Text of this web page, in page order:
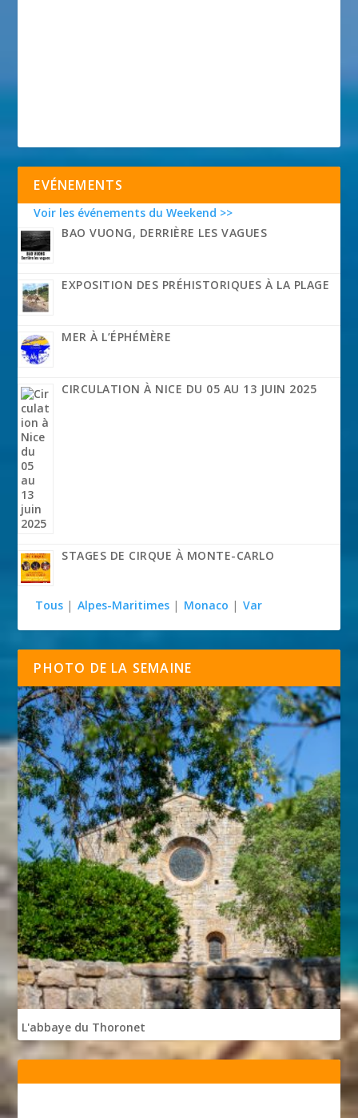
EVÉNEMENTS
Voir les événements du Weekend >>
BAO VUONG, DERRIÈRE LES VAGUES
EXPOSITION DES PRÉHISTORIQUES À LA PLAGE
MER À L’ÉPHÉMÈRE
CIRCULATION À NICE DU 05 AU 13 JUIN 2025
STAGES DE CIRQUE À MONTE-CARLO
Tous | Alpes-Maritimes | Monaco | Var
PHOTO DE LA SEMAINE
L'abbaye du Thoronet